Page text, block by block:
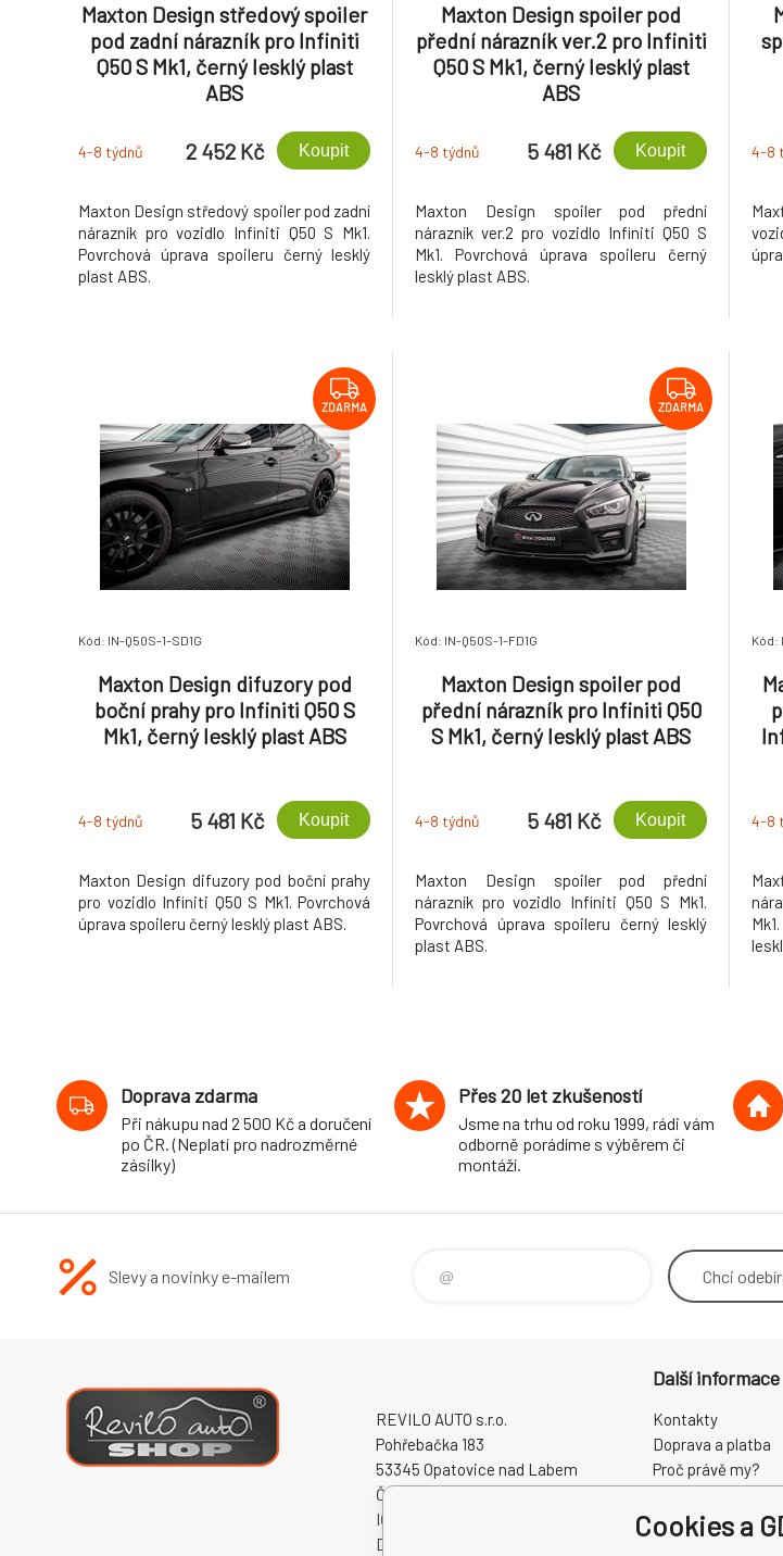
Maxton Design středový spoiler
pod zadní nárazník pro Infiniti
Q50 S Mk1, černý lesklý plast
ABS
4-8 týdnů 2 452 Kč Koupit
Maxton Design středový spoiler pod zadní
nárazník pro vozidlo Infiniti Q50 S Mk1.
Povrchová úprava spoileru černý lesklý
plast ABS.
Maxton Design spoiler pod
přední nárazník ver.2 pro Infiniti
Q50 S Mk1, černý lesklý plast
ABS
4-8 týdnů 5 481 Kč Koupit
Maxton Design spoiler pod přední
nárazník ver.2 pro vozidlo Infiniti Q50 S
Mk1. Povrchová úprava spoileru černý
lesklý plast ABS.
4-8
ZDARMA
Kód: IN-Q50S-1-SD1G
Maxton Design difuzory pod
boční prahy pro Infiniti Q50 S
Mk1, černý lesklý plast ABS
4-8 týdnů 5 481 Kč Koupit
Maxton Design difuzory pod boční prahy
pro vozidlo Infiniti Q50 S Mk1. Povrchová
úprava spoileru černý lesklý plast ABS.
ZDARMA
Kód: IN-Q50S-1-FD1G
Maxton Design spoiler pod
přední nárazník pro Infiniti Q50
S Mk1, černý lesklý plast ABS
4-8 týdnů 5 481 Kč Koupit
Maxton Design spoiler pod přední
nárazník pro vozidlo Infiniti Q50 S Mk1.
Povrchová úprava spoileru černý lesklý
plast ABS.
Kód:
4-8
Doprava zdarma
Při nákupu nad 2 500 Kč a doručení
po ČR. (Neplatí pro nadrozměrné
zásilky)
Přes 20 let zkušeností
Jsme na trhu od roku 1999, rádi vám
odborně porádíme s výběrem či
montáží.
Slevy a novinky e-mailem Chci
REVILO AUTO s.r.o.
Pohřebačka 183
53345 Opatovice nad Labem
Česká republika
IČO: 60931868
DIČ: CZ60931868
Další informace
Kontakty
Doprava a platba
Proč právě my?
Kamenná
Cookies a